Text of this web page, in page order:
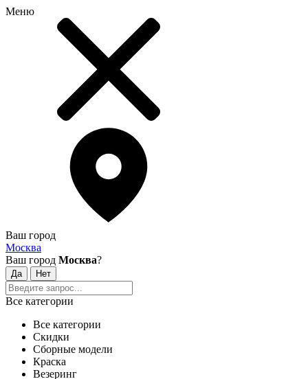
Меню
Ваш город
Москва
Ваш город Москва?
Все категории
Все категории
Скидки
Сборные модели
Краска
Везеринг